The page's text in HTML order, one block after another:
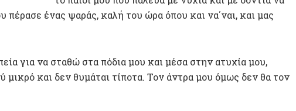
ένας ψαράς, καλή του ώρα όπου και να΄ναι, και μας
για να σταθώ στα πόδια μου και μέσα στην ατυχία μου,
μικρό και δεν θυμάται τίποτα. Τον άντρα μου όμως δεν θα τον